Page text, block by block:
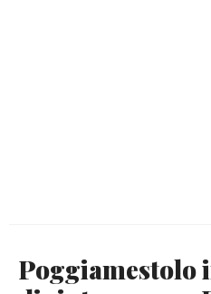
Poggiamestolo